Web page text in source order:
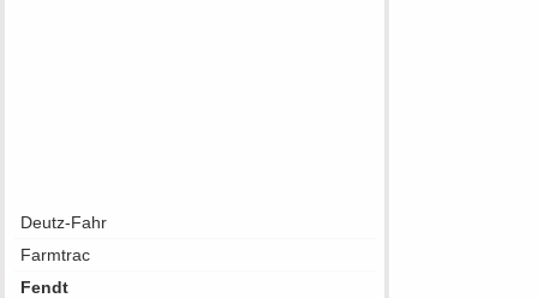
Deutz-Fahr
Farmtrac
Fendt